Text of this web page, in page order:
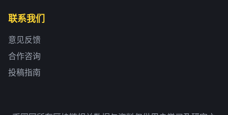
联系我们
意见反馈
合作咨询
投稿指南